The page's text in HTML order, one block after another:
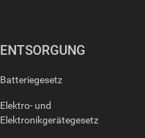
ENTSORGUNG
Batteriegesetz
Elektro- und
Elektronikgerätegesetz